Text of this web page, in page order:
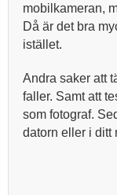
mobilkameran,
Då är det bra
istället.
Andra saker att
faller. Samt att
som fotograf.
datorn eller i ditt